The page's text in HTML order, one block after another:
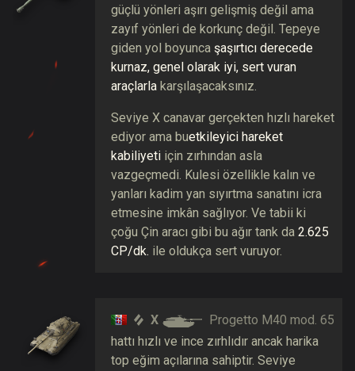
güçlü yönleri aşırı gelişmiş değil ama
zayıf yönleri de korkunç değil. Tepeye
giden yol boyunca şaşırtıcı derecede
kurnaz, genel olarak iyi, sert vuran
araçlarla karşılaşacaksınız.
Seviye X canavar gerçekten hızlı hareket
ediyor ama buetkileyici hareket
kabiliyeti için zırhından asla
vazgeçmedi. Kulesi özellikle kalın ve
yanları kadim yan sıyırtma sanatını icra
etmesine imkân sağlıyor. Ve tabii ki
çoğu Çin aracı gibi bu ağır tank da 2.625
CP/dk. ile oldukça sert vuruyor.
X
Progetto M40 mod. 65
hattı hızlı ve ince zırhlıdır ancak harika
top eğim açılarına sahiptir. Seviye